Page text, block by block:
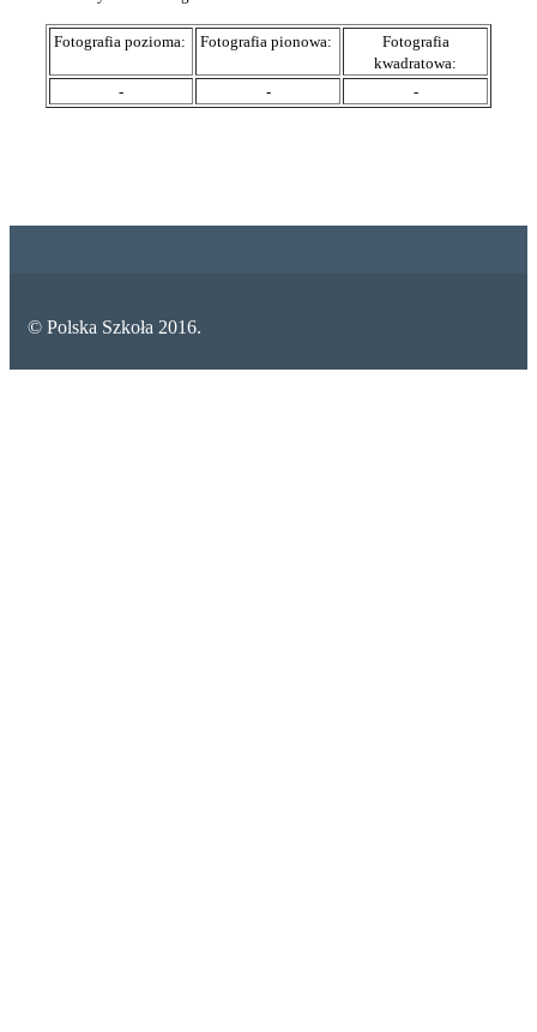
Fotografia pozioma: Fotografia pionowa:
Fotografia
kwadratowa:
-
- -
© Polska Szkoła 2016.